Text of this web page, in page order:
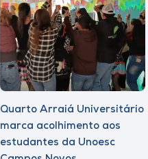
Quarto Arraiá Universitário
marca acolhimento aos
estudantes da Unoesc